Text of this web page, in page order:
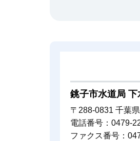
銚子市水道局
〒288-0831 千葉
電話番号：0479-
ファクス番号：